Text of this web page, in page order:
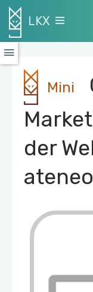
LKX
Mini
der